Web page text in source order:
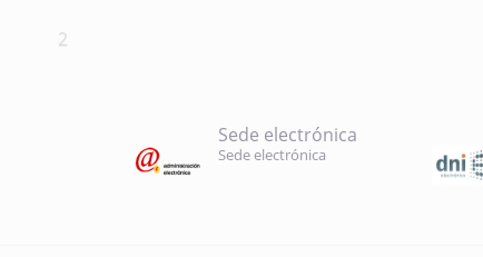
2
Sede electrónica
Sede electrónica